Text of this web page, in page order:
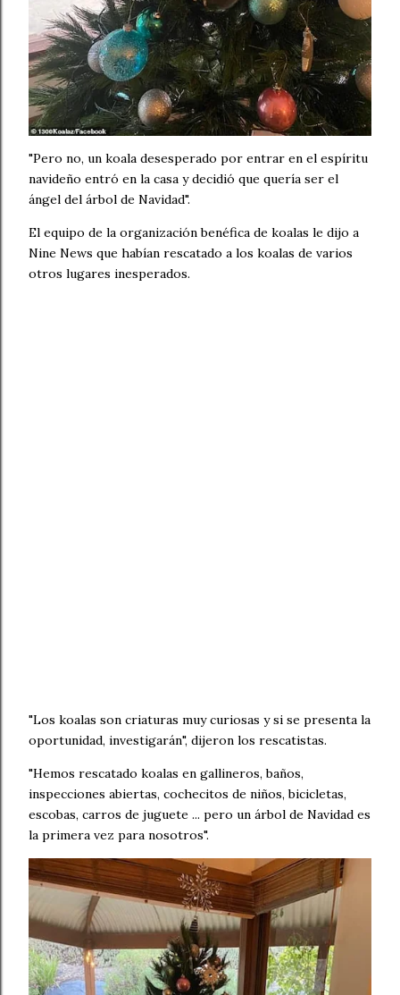
"Pero no, un koala desesperado por entrar en el espíritu
navideño entró en la casa y decidió que quería ser el
ángel del árbol de Navidad".
El equipo de la organización benéfica de koalas le dijo a
Nine News que habían rescatado a los koalas de varios
otros lugares inesperados.
"Los koalas son criaturas muy curiosas y si se presenta la
oportunidad, investigarán", dijeron los rescatistas.
"Hemos rescatado koalas en gallineros, baños,
inspecciones abiertas, cochecitos de niños, bicicletas,
escobas, carros de juguete ... pero un árbol de Navidad es
la primera vez para nosotros".